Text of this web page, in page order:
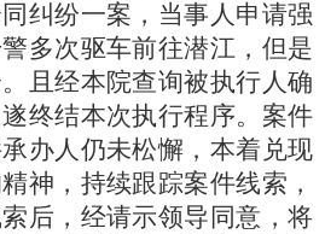
纠纷一案，当事人申请强
多次驱车前往潜江，但是
且经本院查询被执行人确
终结本次执行程序。案件
办人仍未松懈，本着兑现
神， 持续跟踪案件线索，
后，经请示领导同意 ，将